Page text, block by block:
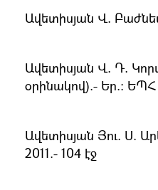
Ավետիսյան Վ.
Ավետիսյան Վ. Դ.
օրինակով).- Եր.։
Ավետիսյան Յու. Ս.
2011.- 104 էջ